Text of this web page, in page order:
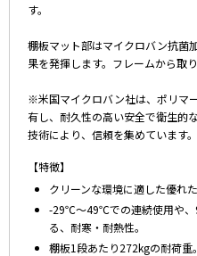
す。
棚板マット部はマイクロバン抗菌
果を発揮します。フレームから取
※米国マイクロバン社は、ポリマ
有し、耐久性の高い安全で衛生的
技術により、信頼を集めています。
【特徴】
クリーンな環境に適した優れ
-29℃～49℃での連続使用や、
る、耐寒・耐熱性。
棚板1段あたり272kgの耐荷重。